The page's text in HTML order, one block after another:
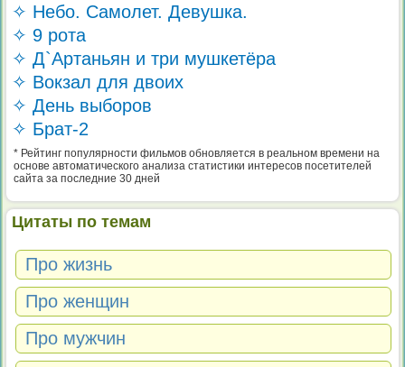
✧ Небо. Самолет. Девушка.
✧ 9 рота
✧ Д`Артаньян и три мушкетёра
✧ Вокзал для двоих
✧ День выборов
✧ Брат-2
* Рейтинг популярности фильмов обновляется в реальном времени на
основе автоматического анализа статистики интересов посетителей
сайта за последние 30 дней
Цитаты по темам
Про жизнь
Про женщин
Про мужчин